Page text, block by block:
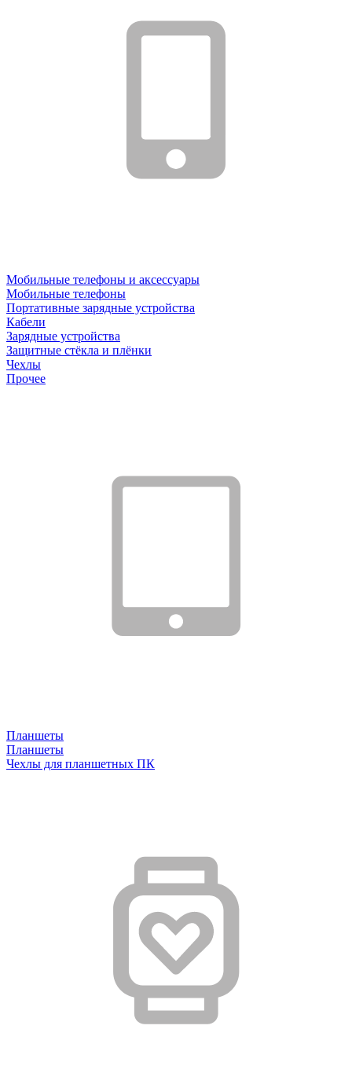
Мобильные телефоны и аксессуары
Мобильные телефоны
Портативные зарядные устройства
Кабели
Зарядные устройства
Защитные стёкла и плёнки
Чехлы
Прочее
Планшеты
Планшеты
Чехлы для планшетных ПК